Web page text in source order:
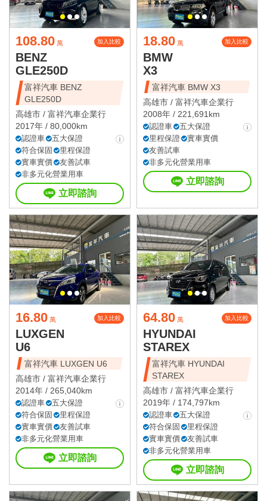
108.80 萬 加入比較
BENZ
GLE250D
富祥汽車 BENZ
GLE250D
高雄市 / 富祥汽車企業行
2017年 / 80,000km
認證車
五大保證
符合保固
里程保證
實車實價
友善試車
非多元化營業用車
立即諮詢
18.80 萬 加入比較
BMW
X3
富祥汽車 BMW X3
高雄市 / 富祥汽車企業行
2008年 / 221,691km
認證車
五大保證
里程保證
實車實價
友善試車
非多元化營業用車
立即諮詢
16.80 萬 加入比較
LUXGEN
U6
富祥汽車 LUXGEN U6
高雄市 / 富祥汽車企業行
2014年 / 265,040km
認證車
五大保證
符合保固
里程保證
實車實價
友善試車
非多元化營業用車
立即諮詢
64.80 萬 加入比較
HYUNDAI
STAREX
富祥汽車 HYUNDAI
STAREX
高雄市 / 富祥汽車企業行
2019年 / 174,797km
認證車
五大保證
符合保固
里程保證
實車實價
友善試車
非多元化營業用車
立即諮詢